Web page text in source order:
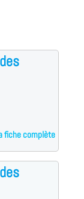
fiche complète